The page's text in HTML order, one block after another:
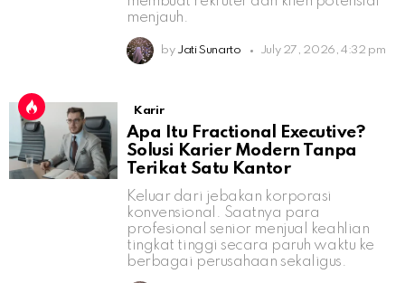
menjauh.
by Jati Sunarto July 27, 2026, 4:32 pm
Karir
Apa Itu Fractional Executive?
Solusi Karier Modern Tanpa
Terikat Satu Kantor
Keluar dari jebakan korporasi
konvensional. Saatnya para
profesional senior menjual keahlian
tingkat tinggi secara paruh waktu ke
berbagai perusahaan sekaligus.